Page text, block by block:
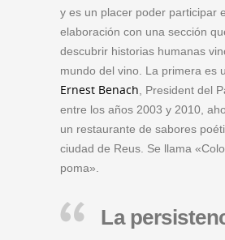
y es un placer poder participar
elaboración con una sección
descubrir historias humanas
mundo del vino. La primera es
Ernest Benach , President del
entre los años 2003 y 2010,
un restaurante de sabores
ciudad de Reus. Se llama
poma».
La